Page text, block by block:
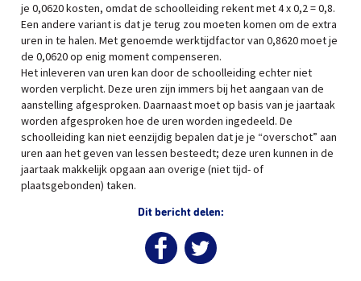
je 0,0620 kosten, omdat de schoolleiding rekent met 4 x 0,2 = 0,8.
Een andere variant is dat je terug zou moeten komen om de extra
uren in te halen. Met genoemde werktijdfactor van 0,8620 moet je
de 0,0620 op enig moment compenseren.
Het inleveren van uren kan door de schoolleiding echter niet
worden verplicht. Deze uren zijn immers bij het aangaan van de
aanstelling afgesproken. Daarnaast moet op basis van je jaartaak
worden afgesproken hoe de uren worden ingedeeld. De
schoolleiding kan niet eenzijdig bepalen dat je je “overschot” aan
uren aan het geven van lessen besteedt; deze uren kunnen in de
jaartaak makkelijk opgaan aan overige (niet tijd- of
plaatsgebonden) taken.
Dit bericht delen: